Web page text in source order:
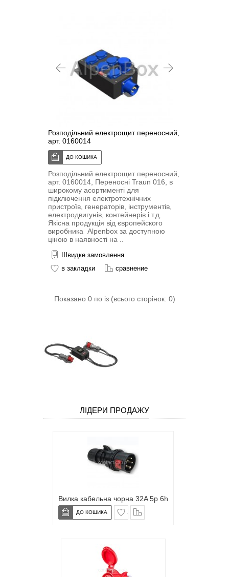
Розподільний електрощит переносний,
арт. 0160014
Розподільний електрощит переносний,
арт. 0160014, Переносні Traun 016, в
широкому асортименті для
підключення електротехнічних
пристроїв, генераторів, інструментів,
електродвигунів, контейнерів і т.д.
Якісна продукція від європейского
виробника Alpenbox за доступною
ціною в наявності на ..
Швидке замовлення
в закладки
сравнение
Показано 0 по із (всього сторінок: 0)
ЛІДЕРИ ПРОДАЖУ
Вилка кабельна чорна 32A 5p 6h
в закладки